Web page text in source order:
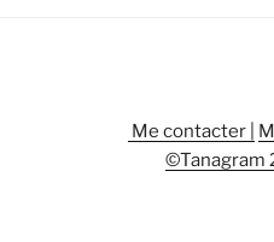
Me contacter |
©Tanagram